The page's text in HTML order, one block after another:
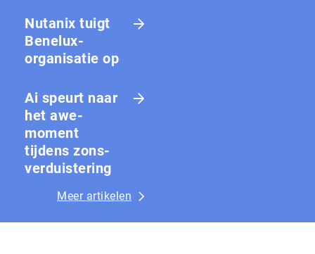
Nutanix tuigt
Benelux-
organisatie op
Ai speurt naar
het awe-
moment
tijdens zons­
ver­duis­te­ring
Meer artikelen